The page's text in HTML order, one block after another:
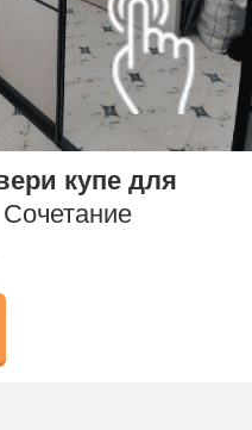
купе для
Сочетание